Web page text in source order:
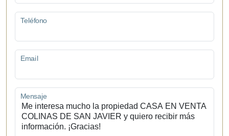
Teléfono
Email
Mensaje